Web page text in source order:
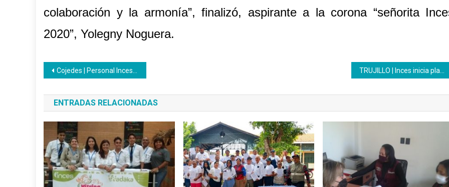
colaboración y la armonía”, finalizó, aspirante a la corona “señorita
2020”, Yolegny Noguera.
Navegación
de
entradas
Cojedes | Personal Inces realiza Jornada de limpieza y embellecimiento a la sede de visagra
ENTRADAS RELACIONADAS